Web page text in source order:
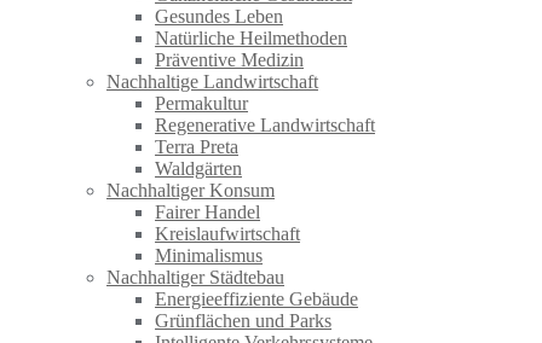
Gesundes Leben
Natürliche Heilmethoden
Präventive Medizin
Nachhaltige Landwirtschaft
Permakultur
Regenerative Landwirtschaft
Terra Preta
Waldgärten
Nachhaltiger Konsum
Fairer Handel
Kreislaufwirtschaft
Minimalismus
Nachhaltiger Städtebau
Energieeffiziente Gebäude
Grünflächen und Parks